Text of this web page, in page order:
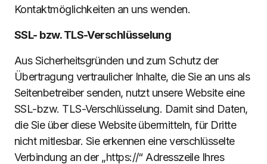
Kontaktmöglichkeiten an uns wenden.
SSL- bzw. TLS-Verschlüsselung
Aus Sicherheitsgründen und zum Schutz der
Übertragung vertraulicher Inhalte, die Sie an uns als
Seitenbetreiber senden, nutzt unsere Website eine
SSL-bzw. TLS-Verschlüsselung. Damit sind Daten,
die Sie über diese Website übermitteln, für Dritte
nicht mitlesbar. Sie erkennen eine verschlüsselte
Verbindung an der „https://“ Adresszeile Ihres